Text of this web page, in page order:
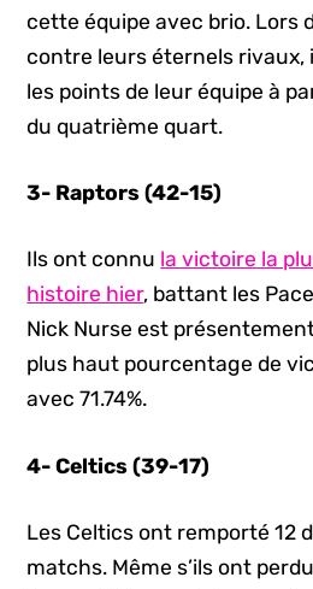
cette équipe avec brio. Lors
contre leurs éternels rivaux,
les points de leur équipe à
du quatrième quart.
3- Raptors (42-15)
Ils ont connu la victoire la
histoire hier, battant les
Nick Nurse est
plus haut pourcentage de
avec 71.74%.
4- Celtics (39-17)
Les Celtics ont remporté 12
matchs. Même s’ils ont